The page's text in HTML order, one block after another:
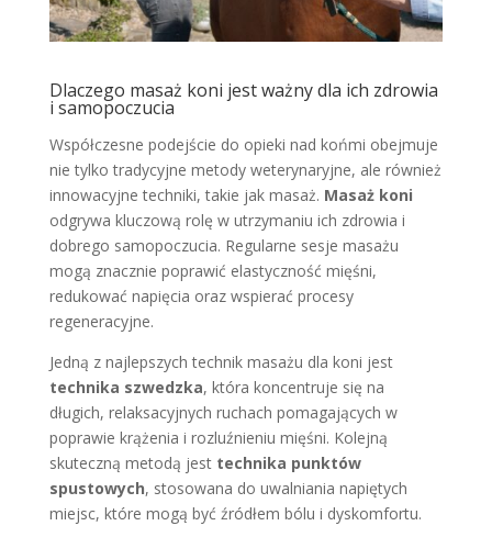
Dlaczego masaż koni jest ważny dla ich zdrowia
i samopoczucia
Współczesne podejście do opieki nad końmi obejmuje
nie tylko tradycyjne metody weterynaryjne, ale również
innowacyjne techniki, takie jak masaż. Masaż koni
odgrywa kluczową rolę w utrzymaniu ich zdrowia i
dobrego samopoczucia. Regularne sesje masażu
mogą znacznie poprawić elastyczność mięśni,
redukować napięcia oraz wspierać procesy
regeneracyjne.
Jedną z najlepszych technik masażu dla koni jest
technika szwedzka, która koncentruje się na
długich, relaksacyjnych ruchach pomagających w
poprawie krążenia i rozluźnieniu mięśni. Kolejną
skuteczną metodą jest technika punktów
spustowych, stosowana do uwalniania napiętych
miejsc, które mogą być źródłem bólu i dyskomfortu.